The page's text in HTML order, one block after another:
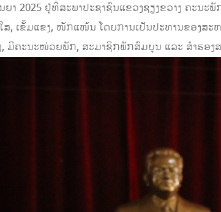
າ 2025 ຢູ່ທີ່ສະພາປະຊາຊົນແຂວງຊຽງຂວາງ ຄະນະ
ເຂັ້ມແຂງ, ໜັກແໜ້ນ ໂດຍການເປັນປະທານຂອງສະຫ
, ມີຄະນະໜ່ວຍພັກ, ສະມາຊິກພັກສົມບູນ ແລະ ສໍາຮອງສ